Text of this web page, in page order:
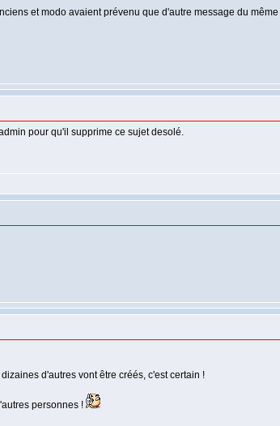
et modo avaient prévenu que d'autre message du
pour qu'il supprime ce sujet desolé.
d'autres vont être créés, c'est certain !
personnes !